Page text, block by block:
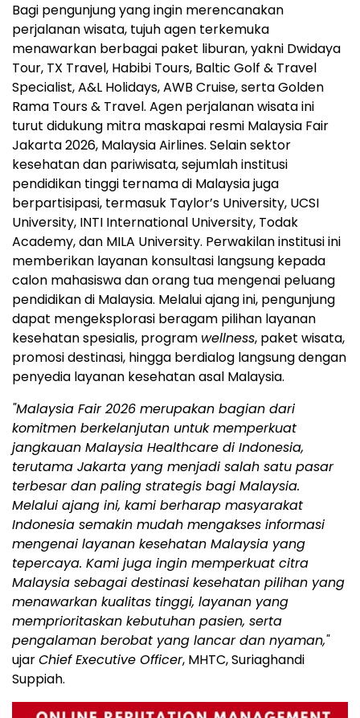
Bagi pengunjung yang ingin merencanakan
perjalanan wisata, tujuh agen terkemuka
menawarkan berbagai paket liburan, yakni Dwidaya
Tour, TX Travel, Habibi Tours, Baltic Golf & Travel
Specialist, A&L Holidays, AWB Cruise, serta Golden
Rama Tours & Travel. Agen perjalanan wisata ini
turut didukung mitra maskapai resmi Malaysia Fair
Jakarta 2026, Malaysia Airlines. Selain sektor
kesehatan dan pariwisata, sejumlah institusi
pendidikan tinggi ternama di Malaysia juga
berpartisipasi, termasuk Taylor’s University, UCSI
University, INTI International University, Todak
Academy, dan MILA University. Perwakilan institusi ini
memberikan layanan konsultasi langsung kepada
calon mahasiswa dan orang tua mengenai peluang
pendidikan di Malaysia. Melalui ajang ini, pengunjung
dapat mengeksplorasi beragam pilihan layanan
kesehatan spesialis, program wellness, paket wisata,
promosi destinasi, hingga berdialog langsung dengan
penyedia layanan kesehatan asal Malaysia.
"Malaysia Fair 2026 merupakan bagian dari
komitmen berkelanjutan untuk memperkuat
jangkauan Malaysia Healthcare di Indonesia,
terutama Jakarta yang menjadi salah satu pasar
terbesar dan paling strategis bagi Malaysia.
Melalui ajang ini, kami berharap masyarakat
Indonesia semakin mudah mengakses informasi
mengenai layanan kesehatan Malaysia yang
tepercaya. Kami juga ingin memperkuat citra
Malaysia sebagai destinasi kesehatan pilihan yang
menawarkan kualitas tinggi, layanan yang
memprioritaskan kebutuhan pasien, serta
pengalaman berobat yang lancar dan nyaman,"
ujarChief Executive Officer, MHTC, Suriaghandi
Suppiah.